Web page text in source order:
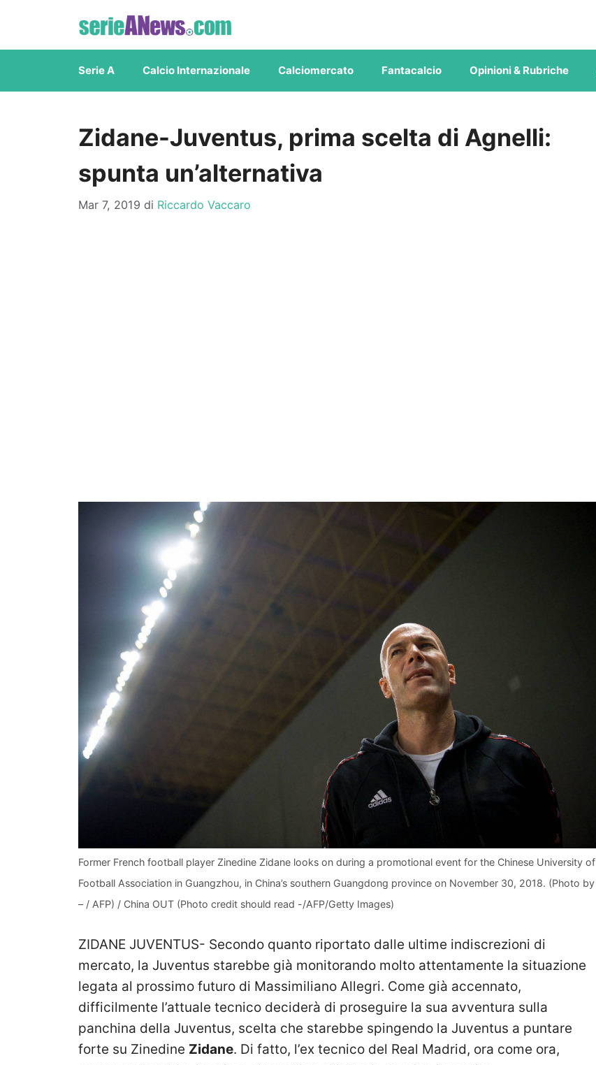
contenuto
Serie A Calcio Internazionale Calciomercato Fantacalcio Opinioni & Rubriche
Zidane-Juventus, prima scelta di Agnelli:
spunta un’alternativa
Mar 7, 2019 di Riccardo Vaccaro
Former French football player Zinedine Zidane looks on during a promotional event for the Chinese University of
Football Association in Guangzhou, in China’s southern Guangdong province on November 30, 2018. (Photo by
– / AFP) / China OUT (Photo credit should read -/AFP/Getty Images)
ZIDANE JUVENTUS- Secondo quanto riportato dalle ultime indiscrezioni di
mercato, la Juventus starebbe già monitorando molto attentamente la situazione
legata al prossimo futuro di Massimiliano Allegri. Come già accennato,
difficilmente l’attuale tecnico deciderà di proseguire la sua avventura sulla
panchina della Juventus, scelta che starebbe spingendo la Juventus a puntare
forte su Zinedine Zidane. Di fatto, l’ex tecnico del Real Madrid, ora come ora,